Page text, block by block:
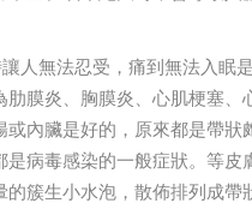
人無法忍受，痛到無法入眠
膜炎、胸膜炎、心肌梗塞、
內臟是好的，原來都是帶狀
病毒感染的一般症狀。等皮
簇生小水泡，散佈排列成